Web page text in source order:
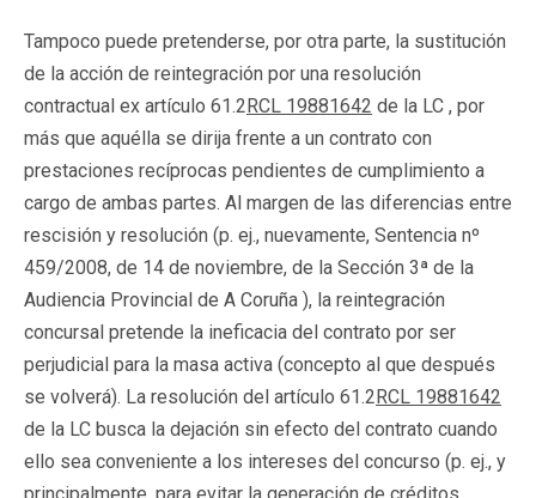
Tampoco puede pretenderse, por otra parte, la sustitución
de la acción de reintegración por una resolución
contractual ex artículo 61.2RCL 19881642 de la LC , por
más que aquélla se dirija frente a un contrato con
prestaciones recíprocas pendientes de cumplimiento a
cargo de ambas partes. Al margen de las diferencias entre
rescisión y resolución (p. ej., nuevamente, Sentencia nº
459/2008, de 14 de noviembre, de la Sección 3ª de la
Audiencia Provincial de A Coruña ), la reintegración
concursal pretende la ineficacia del contrato por ser
perjudicial para la masa activa (concepto al que después
se volverá). La resolución del artículo 61.2RCL 19881642
de la LC busca la dejación sin efecto del contrato cuando
ello sea conveniente a los intereses del concurso (p. ej., y